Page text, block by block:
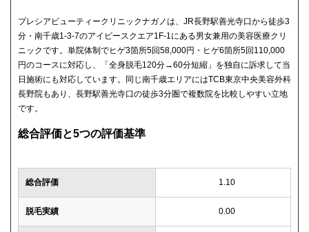
プレシアビューティークリニックナガノは、JR長野駅善光寺口から徒歩3
分・南千歳1-3-7のアイビースクエア1F-1にある男女兼用の美容医療クリ
ニックです。単院体制でヒゲ3箇所5回58,000円・ヒゲ6箇所5回110,000
円のコースに対応し、「全身脱毛120分→60分短縮」を独自に訴求して当
日施術にも対応しています。同じ南千歳エリアにはTCB東京中央美容外科
長野院もあり、長野駅善光寺口の徒歩3分圏で複数院を比較しやすい立地
です。
総合評価と5つの評価基準
総合評価 1.10
脱毛実績 0.00